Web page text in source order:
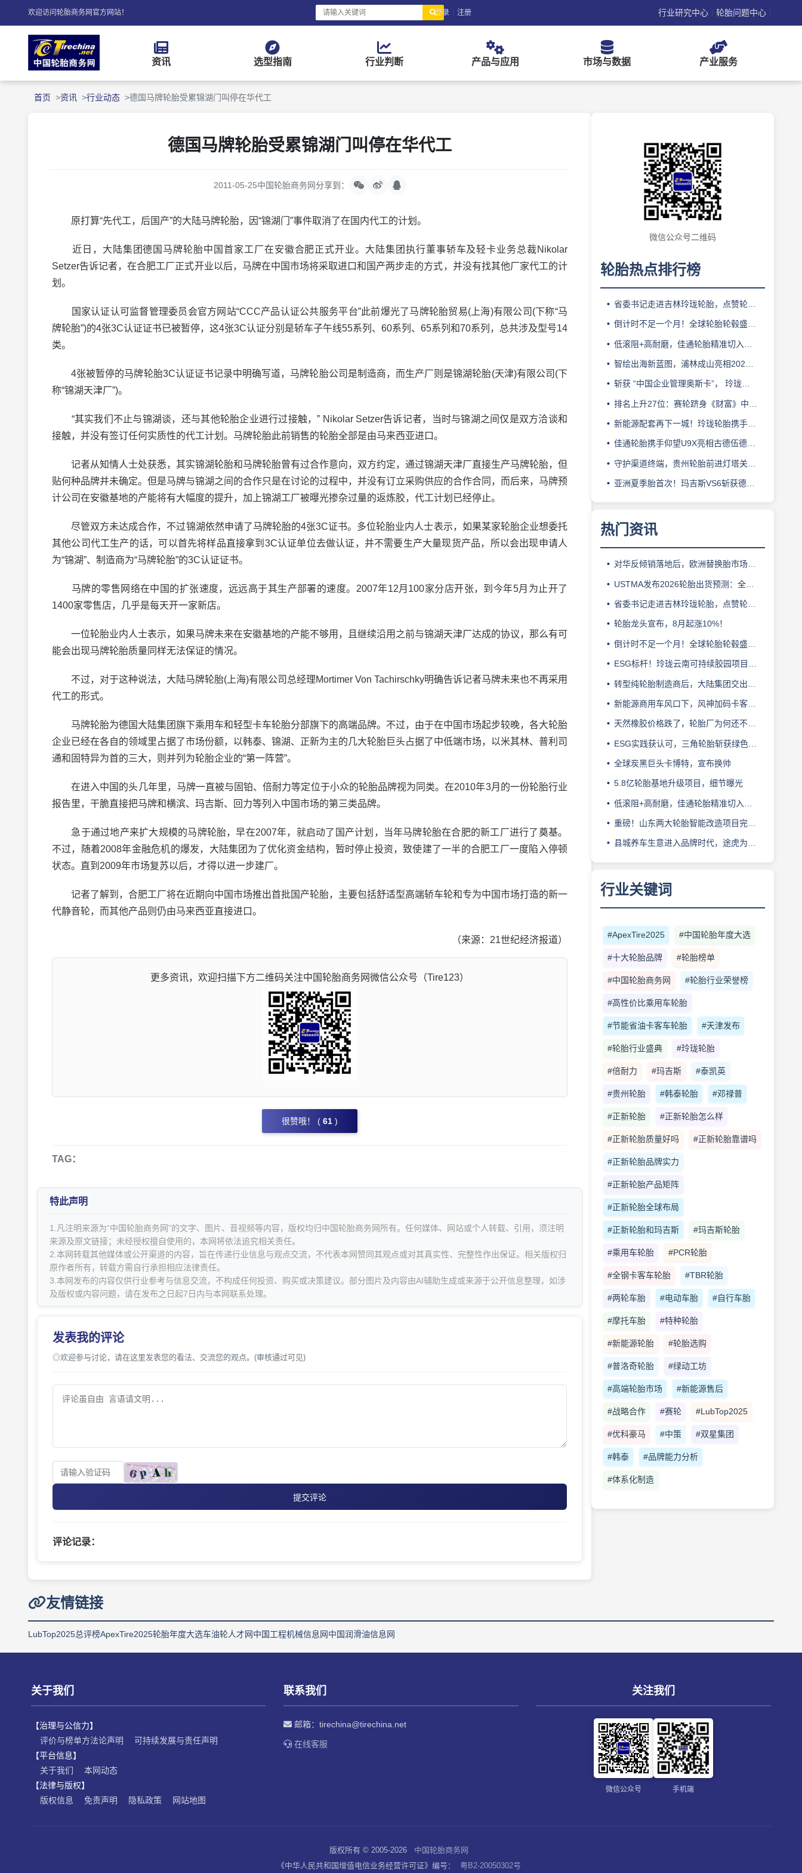
欢迎访问轮胎商务网官方网站！ 登录 | 注册 行业研究中心 | 轮胎问题中心 |
资讯 选型指南 行业判断 产品与应用 市场与数据 产业服务
首页 资讯 行业动态 德国马牌轮胎受累锦湖门叫停在华代工
德国马牌轮胎受累锦湖门叫停在华代工
2011-05-25中国轮胎商务网分享到：
原打算“先代工，后国产”的大陆马牌轮胎，因“锦湖门”事件取消了在国内代工的计划。
近日，大陆集团德国马牌轮胎中国首家工厂在安徽合肥正式开业。大陆集团执行董事轿车及轻卡业务总裁Nikolar
Setzer告诉记者，在合肥工厂正式开业以后，马牌在中国市场将采取进口和国产两步走的方式，并没有找其他厂家代工的计
划。
国家认证认可监督管理委员会官方网站“CCC产品认证公共服务平台”此前爆光了马牌轮胎贸易(上海)有限公司(下称“马
牌轮胎”)的4张3C认证证书已被暂停，这4张3C认证分别是轿车子午线55系列、60系列、65系列和70系列，总共涉及型号14
类。
4张被暂停的马牌轮胎3C认证证书记录中明确写道，马牌轮胎公司是制造商，而生产厂则是锦湖轮胎(天津)有限公司(下
称“锦湖天津厂”)。
“其实我们不止与锦湖谈，还与其他轮胎企业进行过接触，” Nikolar Setzer告诉记者，当时与锦湖之间仅是双方洽谈和
接触，并没有签订任何实质性的代工计划。马牌轮胎此前销售的轮胎全部是由马来西亚进口。
记者从知情人士处获悉，其实锦湖轮胎和马牌轮胎曾有过合作意向，双方约定，通过锦湖天津厂直接生产马牌轮胎，但
贴何种品牌并未确定。但是马牌与锦湖之间的合作只是在讨论的过程中，并没有订立采购供应的合作合同，而后来，马牌预
计公司在安徽基地的产能将有大幅度的提升，加上锦湖工厂被曝光掺杂过量的返炼胶，代工计划已经停止。
尽管双方未达成合作，不过锦湖依然申请了马牌轮胎的4张3C证书。多位轮胎业内人士表示，如果某家轮胎企业想委托
其他公司代工生产的话，可以首先将样品直接拿到3C认证单位去做认证，并不需要生产大量现货产品，所以会出现申请人
为“锦湖”、制造商为“马牌轮胎”的3C认证证书。
马牌的零售网络在中国的扩张速度，远远高于其生产部署的速度。2007年12月100家分店开张，到今年5月为止开了
1400家零售店，几乎是每天开一家新店。
一位轮胎业内人士表示，如果马牌未来在安徽基地的产能不够用，且继续沿用之前与锦湖天津厂达成的协议，那么有可
能会出现马牌轮胎质量同样无法保证的情况。
不过，对于这种说法，大陆马牌轮胎(上海)有限公司总经理Mortimer Von Tachirschky明确告诉记者马牌未来也不再采用
代工的形式。
马牌轮胎为德国大陆集团旗下乘用车和轻型卡车轮胎分部旗下的高端品牌。不过，由于在中国市场起步较晚，各大轮胎
企业已经在各自的领域里占据了市场份额，以韩泰、锦湖、正新为主的几大轮胎巨头占据了中低端市场，以米其林、普利司
通和固特异为首的三大，则并列为轮胎企业的“第一阵营”。
在进入中国的头几年里，马牌一直被与固铂、倍耐力等定位于小众的轮胎品牌视为同类。在2010年3月的一份轮胎行业
报告里，干脆直接把马牌和横滨、玛吉斯、回力等列入中国市场的第三类品牌。
急于通过地产来扩大规模的马牌轮胎，早在2007年，就启动了国产计划，当年马牌轮胎在合肥的新工厂进行了奠基。
不过，随着2008年金融危机的爆发，大陆集团为了优化资金结构，暂时停止投资，致使建了一半的合肥工厂一度陷入停顿
状态。直到2009年市场复苏以后，才得以进一步建厂。
记者了解到，合肥工厂将在近期向中国市场推出首批国产轮胎，主要包括舒适型高端轿车轮和专为中国市场打造的新一
代静音轮，而其他产品则仍由马来西亚直接进口。
（来源：21世纪经济报道）
更多资讯，欢迎扫描下方二维码关注中国轮胎商务网微信公众号（Tire123）
很赞哦！ ( 61 )
TAG：
特此声明
1.凡注明来源为“中国轮胎商务网”的文字、图片、音视频等内容，版权均归中国轮胎商务网所有。任何媒体、网站或个人转载、引用，须注明
来源及原文链接；未经授权擅自使用的，本网将依法追究相关责任。
2.本网转载其他媒体或公开渠道的内容，旨在传递行业信息与观点交流，不代表本网赞同其观点或对其真实性、完整性作出保证。相关版权归
原作者所有，转载方需自行承担相应法律责任。
3.本网发布的内容仅供行业参考与信息交流，不构成任何投资、购买或决策建议。部分图片及内容由AI辅助生成或来源于公开信息整理，如涉
及版权或内容问题，请在发布之日起7日内与本网联系处理。
发表我的评论
◎欢迎参与讨论，请在这里发表您的看法、交流您的观点。(审核通过可见)
提交评论
评论记录：
微信公众号二维码
轮胎热点排行榜
省委书记走进吉林玲珑轮胎，点赞轮胎智造标杆
倒计时不足一个月！全球轮胎轮毂盛会即将登陆上海！
低滚阻+高耐磨，佳通轮胎精准切入新能源轻卡赛道
智绘出海新蓝图，浦林成山亮相2026泰中合作博览会
斩获 “中国企业管理奥斯卡”， 玲珑轮胎蝉联 BMC 大奖
排名上升27位：赛轮跻身《财富》中国500强背后的增长逻辑
新能源配套再下一城！玲珑轮胎携手小鹏L03全球上市
佳通轮胎携手仰望U9X亮相古德伍德，以轮胎科技挑战性能边界
守护渠道终端，贵州轮胎前进灯塔关爱基金驰援长春受灾门店
亚洲夏季胎首次！玛吉斯VS6斩获德国TÜV SÜD高阶认证
热门资讯
对华反倾销落地后，欧洲替换胎市场迎来拐点
USTMA发布2026轮胎出货预测：全年3.303 亿条
省委书记走进吉林玲珑轮胎，点赞轮胎智造标杆
轮胎龙头宣布，8月起涨10%！
倒计时不足一个月！全球轮胎轮毂盛会即将登陆上海！
ESG标杆！玲珑云南可持续胶园项目获评最佳实践
转型纯轮胎制造商后，大陆集团交出亮眼业绩
新能源商用车风口下，风神加码卡客车胎产能
天然橡胶价格跌了，轮胎厂为何还不敢“松口气”？
ESG实践获认可，三角轮胎斩获绿色发展典范企业奖
全球炭黑巨头卡博特，宣布换帅
5.8亿轮胎基地升级项目，细节曝光
低滚阻+高耐磨，佳通轮胎精准切入新能源轻卡赛道
重磅！山东两大轮胎智能改造项目完成备案
县城养车生意进入品牌时代，途虎为何此时加码“万镇万店”？
行业关键词
#ApexTire2025 #中国轮胎年度大选
#十大轮胎品牌 #轮胎榜单
#中国轮胎商务网 #轮胎行业荣誉榜
#高性价比乘用车轮胎
#节能省油卡客车轮胎 #天津发布
#轮胎行业盛典 #玲珑轮胎
#倍耐力 #玛吉斯 #泰凯英
#贵州轮胎 #韩泰轮胎 #邓禄普
#正新轮胎 #正新轮胎怎么样
#正新轮胎质量好吗 #正新轮胎靠谱吗
#正新轮胎品牌实力
#正新轮胎产品矩阵
#正新轮胎全球布局
#正新轮胎和玛吉斯 #玛吉斯轮胎
#乘用车轮胎 #PCR轮胎
#全钢卡客车轮胎 #TBR轮胎
#两轮车胎 #电动车胎 #自行车胎
#摩托车胎 #特种轮胎
#新能源轮胎 #轮胎选购
#普洛奇轮胎 #绿动工坊
#高端轮胎市场 #新能源售后
#战略合作 #赛轮 #LubTop2025
#优科豪马 #中策 #双星集团
#韩泰 #品牌能力分析
#体系化制造
友情链接
LubTop2025总评榜ApexTire2025轮胎年度大选车油轮人才网中国工程机械信息网中国润滑油信息网
关于我们
【治理与公信力】
评价与榜单方法论声明
可持续发展与责任声明
【平台信息】
关于我们
本网动态
【法律与版权】
版权信息
免责声明 隐私政策 网站地图
联系我们
邮箱：tirechina@tirechina.net
在线客服
关注我们
微信公众号 手机端
版权所有 © 2005-2026
中国轮胎商务网
《中华人民共和国增值电信业务经营许可证》编号：
粤B2-20050302号